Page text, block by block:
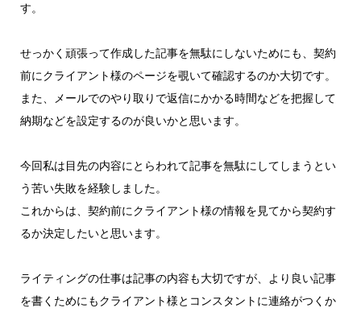
す。
せっかく頑張って作成した記事を無駄にしないためにも、契約
前にクライアント様のページを覗いて確認するのか大切です。
また、メールでのやり取りで返信にかかる時間などを把握して
納期などを設定するのが良いかと思います。
今回私は目先の内容にとらわれて記事を無駄にしてしまうとい
う苦い失敗を経験しました。
これからは、契約前にクライアント様の情報を見てから契約す
るか決定したいと思います。
ライティングの仕事は記事の内容も大切ですが、より良い記事
を書くためにもクライアント様とコンスタントに連絡がつくか